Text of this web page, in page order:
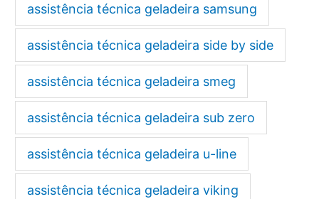
assistência técnica geladeira samsung
assistência técnica geladeira side by side
assistência técnica geladeira smeg
assistência técnica geladeira sub zero
assistência técnica geladeira u-line
assistência técnica geladeira viking